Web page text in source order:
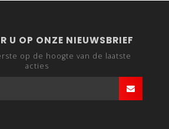
U OP ONZE NIEUWSBRIEF
op de hoogte van de laatste
acties